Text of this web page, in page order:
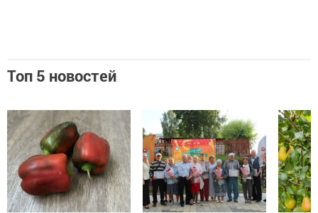
Топ 5 новостей